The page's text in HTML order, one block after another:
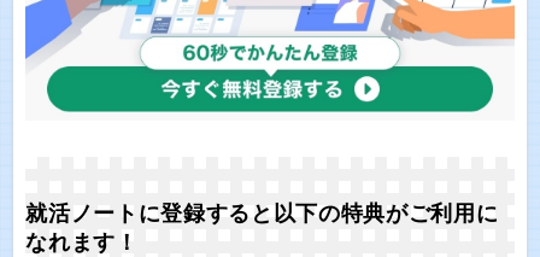
就活ノートに登録すると以下の特典がご利用に
なれます！